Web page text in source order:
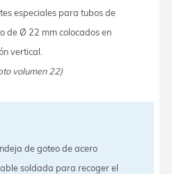
especiales para tubos de
de Ø 22 mm colocados en
vertical.
volumen 22)
de goteo de acero
soldada para recoger el